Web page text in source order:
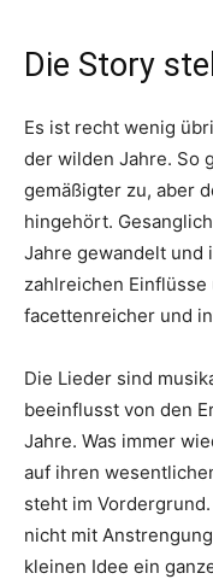
Die Story
Es ist recht wenig
der wilden Jahre. So
gemäßigter zu, aber
hingehört.
Jahre gewandelt und
zahlreichen
facettenreicher und
Die Lieder sind
beeinflusst von den
Jahre. Was immer
auf ihren
steht im
nicht mit
kleinen Idee ein